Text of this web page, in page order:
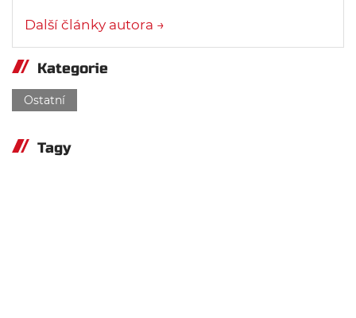
Další články autora →
Kategorie
Ostatní
Tagy